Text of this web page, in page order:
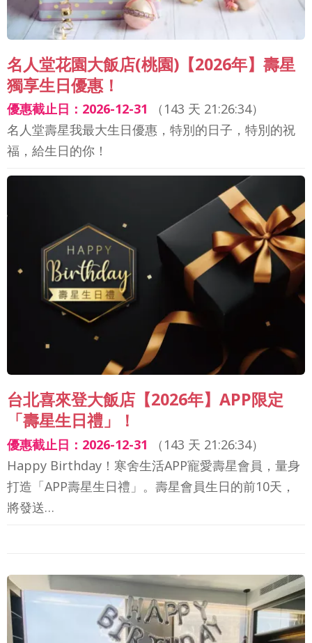
名人堂花園大飯店(桃園)【2026年】壽星
獨享生日優惠！
優惠截止日：2026-12-31 （ 143 天 21:26:32）
名人堂壽星我最大生日優惠，特別的日子，特別的祝
福，給生日的你！
台北喜來登大飯店【2026年】APP限定
「壽星生日禮」！
優惠截止日：2026-12-31 （ 143 天 21:26:32）
Happy Birthday！寒舍生活APP寵愛壽星會員，量身
打造「APP壽星生日禮」。壽星會員生日的前10天，
將發送…